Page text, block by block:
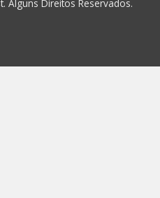
Alguns Direitos Reservados.